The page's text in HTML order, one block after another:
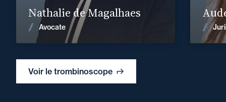
Voir le trombinoscope
Nathalie de Magalhaes
Avocate Voir les actualités